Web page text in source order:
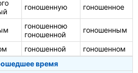
гоношенную гоношенное
гоношенною
гоношенной
гоношенным
гоношенной
гоношенном
время